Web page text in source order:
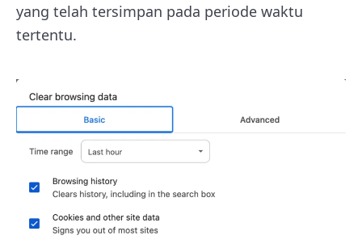
yang telah tersimpan pada periode waktu
tertentu.